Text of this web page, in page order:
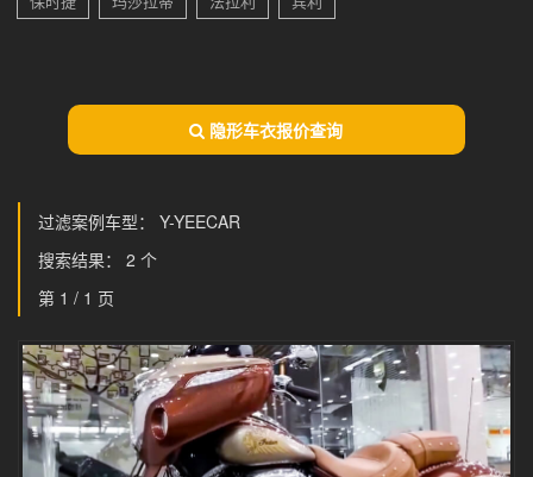
隐形车衣报价查询
过滤案例车型： Y-YEECAR
搜索结果： 2 个
第 1 / 1 页